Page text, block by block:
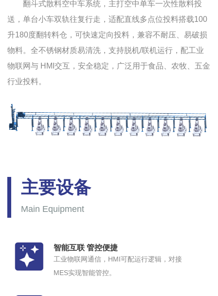
翻斗式散料空中车系统，主打空中单车一次性散料投
送，单台小车双轨往复行走，适配直线多点位投料搭载100
升180度翻转料仓，可快速定向投料，兼容不耐压、易破损
物料。全不锈钢材质易清洗，支持脱机/联机运行，配工业
物联网与 HMI交互，安全稳定，广泛用于食品、农牧、五金
行业投料。
主要设备
Main Equipment
智能互联 管控便捷
工业物联网通信，HMI可配运行逻辑，对接
MES实现智能管控。